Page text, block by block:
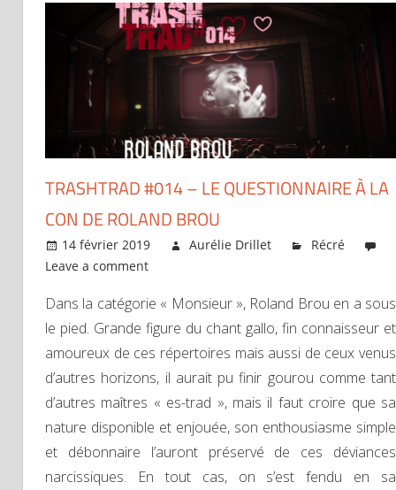
TRASHTRAD #014 – LE QUESTIONNAIRE À LA
CON DE ROLAND BROU
14 février 2019 Aurélie Drillet
Récré
Leave a comment
Dans la catégorie « Monsieur », Roland Brou en a sous
le pied. Grande figure du chant gallo, fin connaisseur et
amoureux de ces répertoires mais aussi de ceux venus
d’autres horizons, il aurait pu finir gourou comme tant
d’autres maîtres « es-trad », mais il faut croire que sa
nature disponible et enjouée, son enthousiasme simple
et débonnaire l’auront préservé de ces déviances
narcissiques. En tout cas, on s’est fendu en sa